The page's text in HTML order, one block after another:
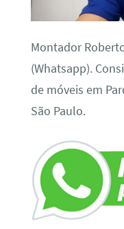
Montador
(Whatsapp).
de móveis em
São Paulo.